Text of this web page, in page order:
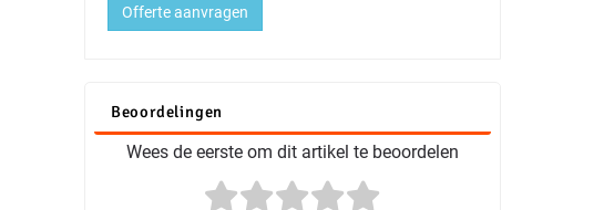
Offerte aanvragen
Beoordelingen
Wees de eerste om dit artikel te beoordelen